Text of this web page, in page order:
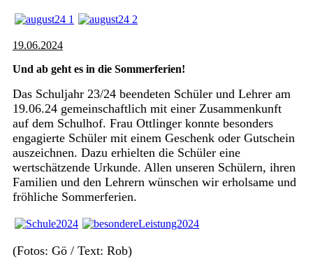
19.06.2024
Und ab geht es in die Sommerferien!
Das Schuljahr 23/24 beendeten Schüler und Lehrer am
19.06.24 gemeinschaftlich mit einer Zusammenkunft
auf dem Schulhof. Frau Ottlinger konnte besonders
engagierte Schüler mit einem Geschenk oder Gutschein
auszeichnen. Dazu erhielten die Schüler eine
wertschätzende Urkunde. Allen unseren Schülern, ihren
Familien und den Lehrern wünschen wir erholsame und
fröhliche Sommerferien.
(Fotos: Gö / Text: Rob)